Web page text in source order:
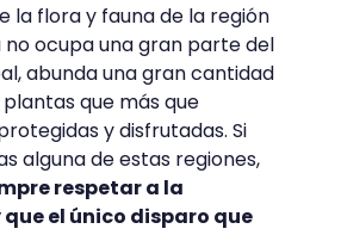
la flora y fauna de la región
ocupa una gran parte del
abunda una gran cantidad
que más que
y disfrutadas. Si
alguna de estas regiones,
respetar a la
el único disparo que